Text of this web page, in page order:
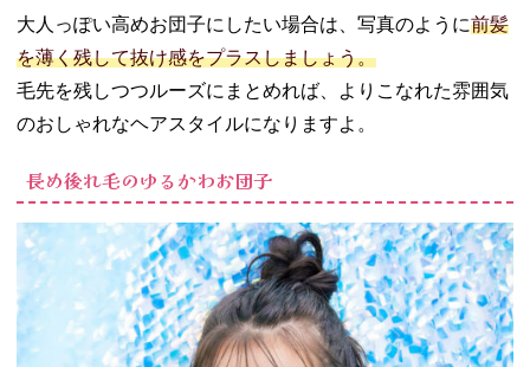
大人っぽい高めお団子にしたい場合は、写真のように前髪
を薄く残して抜け感をプラスしましょう。
毛先を残しつつルーズにまとめれば、よりこなれた雰囲気
のおしゃれなヘアスタイルになりますよ。
長め後れ毛のゆるかわお団子